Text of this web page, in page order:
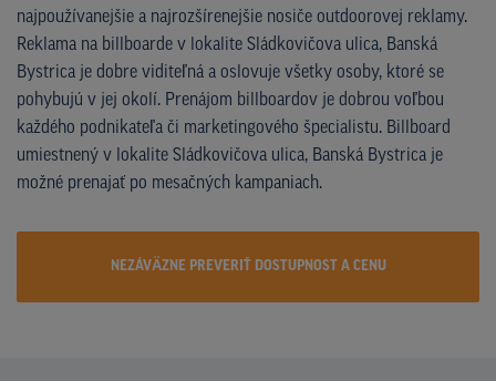
najpoužívanejšie a najrozšírenejšie nosiče outdoorovej reklamy.
Reklama na billboarde v lokalite Sládkovičova ulica, Banská
Bystrica je dobre viditeľná a oslovuje všetky osoby, ktoré se
pohybujú v jej okolí. Prenájom billboardov je dobrou voľbou
každého podnikateľa či marketingového špecialistu. Billboard
umiestnený v lokalite Sládkovičova ulica, Banská Bystrica je
možné prenajať po mesačných kampaniach.
NEZÁVÄZNE PREVERIŤ DOSTUPNOST A CENU